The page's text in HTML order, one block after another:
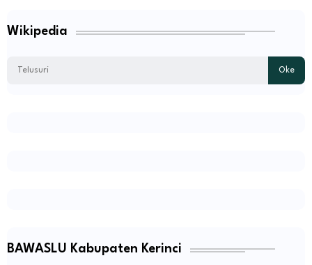
Wikipedia
BAWASLU Kabupaten Kerinci